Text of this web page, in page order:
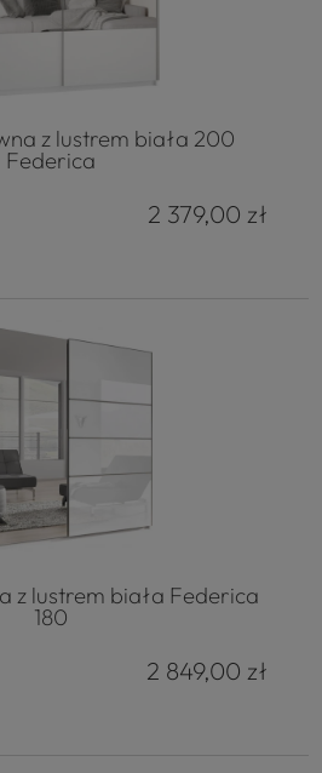
z lustrem biała 200
Federica
2 379,00 zł
z lustrem biała Federica
180
2 849,00 zł